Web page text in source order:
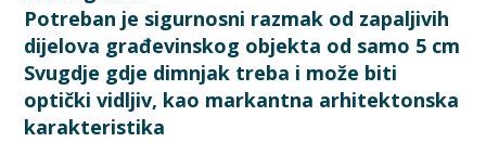
Potreban je sigurnosni razmak od zapaljivih
dijelova građevinskog objekta od samo 5 cm
Svugdje gdje dimnjak treba i može biti
optički vidljiv, kao markantna arhitektonska
karakteristika